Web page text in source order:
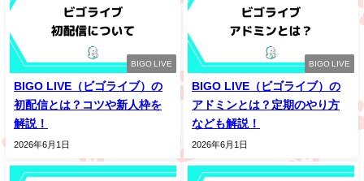
BIGO LIVE
BIGO LIVE（ビゴライブ）の
初配信とは？コツや新人枠を
解説！
2026年6月1日
BIGO LIVE
BIGO LIVE（ビゴライブ）の
アドミンとは？定期のやり方
なども解説！
2026年6月1日